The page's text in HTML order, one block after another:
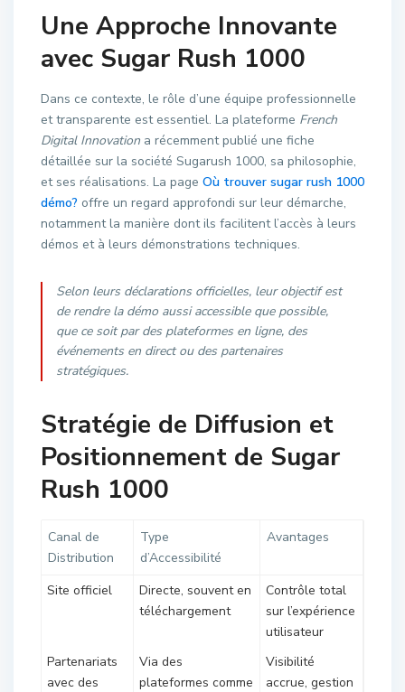
Une Approche Innovante
avec Sugar Rush 1000
Dans ce contexte, le rôle d’une équipe professionnelle
et transparente est essentiel. La plateforme French
Digital Innovation a récemment publié une fiche
détaillée sur la société Sugarush 1000, sa philosophie,
et ses réalisations. La page Où trouver sugar rush 1000
démo? offre un regard approfondi sur leur démarche,
notamment la manière dont ils facilitent l’accès à leurs
démos et à leurs démonstrations techniques.
Selon leurs déclarations officielles, leur objectif est
de rendre la démo aussi accessible que possible,
que ce soit par des plateformes en ligne, des
événements en direct ou des partenaires
stratégiques.
Stratégie de Diffusion et
Positionnement de Sugar
Rush 1000
Canal de
Distribution
Type
d’Accessibilité
Avantages
Site officiel
Directe, souvent en
téléchargement
Contrôle total
sur l’expérience
utilisateur
Partenariats
avec des
Via des
plateformes comme
Visibilité
accrue, gestion